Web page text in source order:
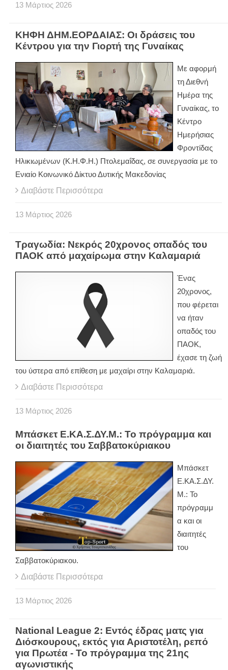
13 Μάρτιος 2026
ΚΗΦΗ ΔΗΜ.ΕΟΡΔΑΙΑΣ: Οι δράσεις του
Κέντρου για την Γιορτή της Γυναίκας
Με αφορμή
τη Διεθνή
Ημέρα της
Γυναίκας, το
Κέντρο
Ημερήσιας
Φροντίδας
Ηλικιωμένων (Κ.Η.Φ.Η.) Πτολεμαΐδας, σε συνεργασία με το
Ενιαίο Κοινωνικό Δίκτυο Δυτικής Μακεδονίας
Διαβάστε Περισσότερα
13 Μάρτιος 2026
Τραγωδία: Νεκρός 20χρονος οπαδός του
ΠΑΟΚ από μαχαίρωμα στην Καλαμαριά
Ένας
20χρονος,
που φέρεται
να ήταν
οπαδός του
ΠΑΟΚ,
έχασε τη ζωή
του ύστερα από επίθεση με μαχαίρι στην Καλαμαριά.
Διαβάστε Περισσότερα
13 Μάρτιος 2026
Μπάσκετ Ε.ΚΑ.Σ.ΔΥ.Μ.: Το πρόγραμμα και
οι διαιτητές του Σαββατοκύριακου
Μπάσκετ
Ε.ΚΑ.Σ.ΔΥ.
Μ.: Το
πρόγραμμ
α και οι
διαιτητές
του
Σαββατοκύριακου.
Διαβάστε Περισσότερα
13 Μάρτιος 2026
National League 2: Εντός έδρας ματς για
Διόσκουρους, εκτός για Αριστοτέλη, ρεπό
για Πρωτέα - Το πρόγραμμα της 21ης
αγωνιστικής